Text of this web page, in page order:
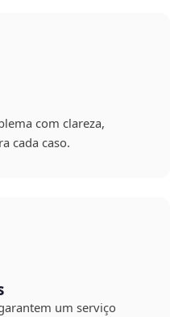
com clareza,
cada caso.
um serviço